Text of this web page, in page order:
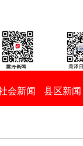
会新闻 县区新闻